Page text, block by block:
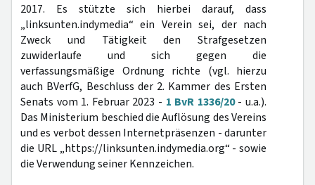
2017. Es stützte sich hierbei darauf, dass
„linksunten.indymedia“ ein Verein sei, der nach
Zweck und Tätigkeit den Strafgesetzen
zuwiderlaufe und sich gegen die
verfassungsmäßige Ordnung richte (vgl. hierzu
auch BVerfG, Beschluss der 2. Kammer des Ersten
Senats vom 1. Februar 2023 - 1 BvR 1336/20- u.a.).
Das Ministerium beschied die Auflösung des Vereins
und es verbot dessen Internetpräsenzen - darunter
die URL „https://linksunten.indymedia.org“ - sowie
die Verwendung seiner Kennzeichen.